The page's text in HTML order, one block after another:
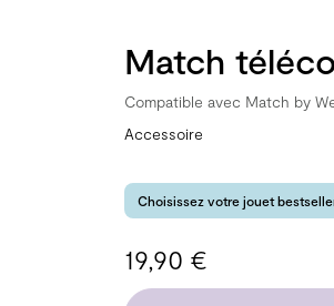
Match
Compatible avec Match by
Accessoire
Choisissez votre jouet
19,90 €